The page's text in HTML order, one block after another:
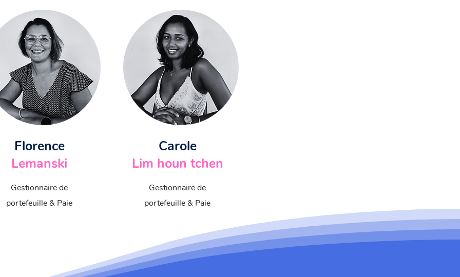
Florence
Lemanski
Gestionnaire de
portefeuille & Paie
Carole
Lim houn tchen
Gestionnaire de
portefeuille & Paie